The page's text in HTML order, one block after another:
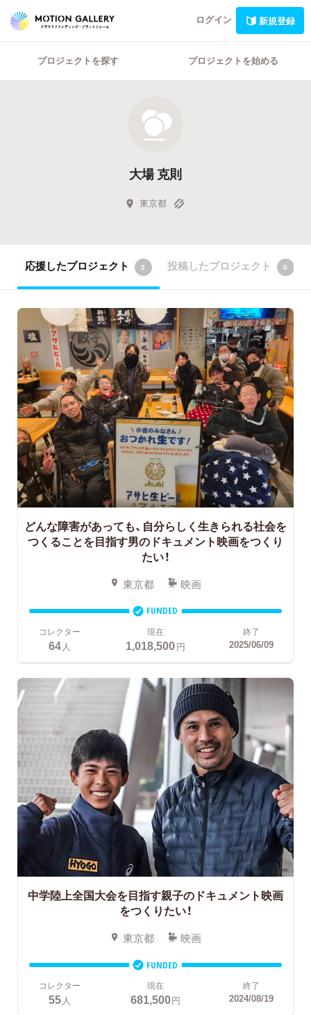
ログイン 新規登録
プロジェクトを探す プロジェクトを始める
大場 克則
東京都
応援したプロジェクト 2 投稿したプロジェクト 0
どんな障害があっても、自分らしく生きられる社会を
つくることを目指す男のドキュメント映画をつくり
たい！
東京都 映画
FUNDED
コレクター
64 人
現在
1,018,500円
終了
2025/06/09
中学陸上全国大会を目指す親子のドキュメント映画
をつくりたい！
東京都 映画
FUNDED
コレクター
55人
現在
681,500円
終了
2024/08/19